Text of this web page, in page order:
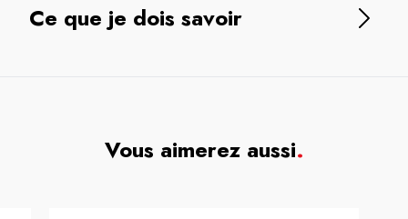
Ce que je dois savoir
Vous aimerez aussi.